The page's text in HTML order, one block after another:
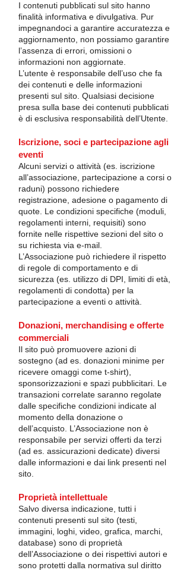
I contenuti pubblicati sul sito hanno
finalità informativa e divulgativa. Pur
impegnandoci a garantire accuratezza e
aggiornamento, non possiamo garantire
l’assenza di errori, omissioni o
informazioni non aggiornate.
L’utente è responsabile dell’uso che fa
dei contenuti e delle informazioni
presenti sul sito. Qualsiasi decisione
presa sulla base dei contenuti pubblicati
è di esclusiva responsabilità dell’Utente.
Iscrizione, soci e partecipazione agli
eventi
Alcuni servizi o attività (es. iscrizione
all’associazione, partecipazione a corsi o
raduni) possono richiedere
registrazione, adesione o pagamento di
quote. Le condizioni specifiche (moduli,
regolamenti interni, requisiti) sono
fornite nelle rispettive sezioni del sito o
su richiesta via e‑mail.
L’Associazione può richiedere il rispetto
di regole di comportamento e di
sicurezza (es. utilizzo di DPI, limiti di età,
regolamenti di condotta) per la
partecipazione a eventi o attività.
Donazioni, merchandising e offerte
commerciali
Il sito può promuovere azioni di
sostegno (ad es. donazioni minime per
ricevere omaggi come t‑shirt),
sponsorizzazioni e spazi pubblicitari. Le
transazioni correlate saranno regolate
dalle specifiche condizioni indicate al
momento della donazione o
dell’acquisto. L’Associazione non è
responsabile per servizi offerti da terzi
(ad es. assicurazioni dedicate) diversi
dalle informazioni e dai link presenti nel
sito.
Proprietà intellettuale
Salvo diversa indicazione, tutti i
contenuti presenti sul sito (testi,
immagini, loghi, video, grafica, marchi,
database) sono di proprietà
dell’Associazione o dei rispettivi autori e
sono protetti dalla normativa sul diritto